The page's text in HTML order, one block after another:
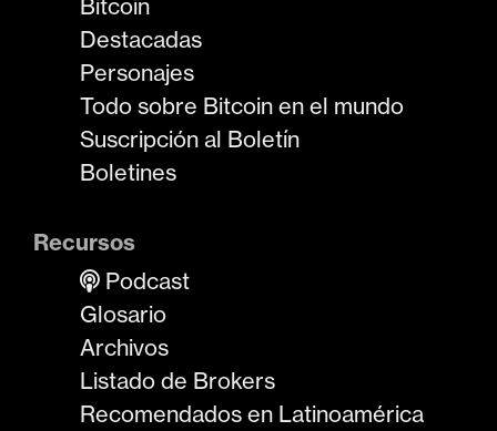
Bitcoin
Destacadas
Personajes
Todo sobre Bitcoin en el mundo
Suscripción al Boletín
Boletines
Recursos
Podcast
Glosario
Archivos
Listado de Brokers
Recomendados en Latinoamérica